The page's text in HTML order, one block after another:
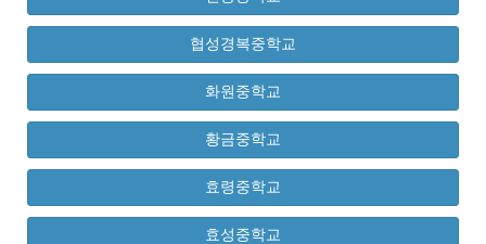
협성경복중학교
화원중학교
황금중학교
효령중학교
효성중학교